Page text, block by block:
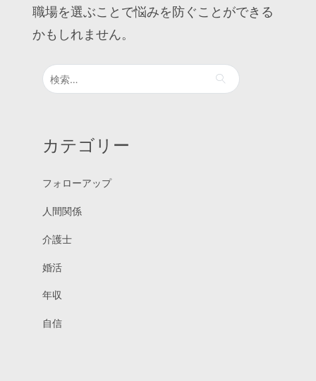
職場を選ぶことで悩みを防ぐことができる
かもしれません。
検
索:
カテゴリー
フォローアップ
人間関係
介護士
婚活
年収
自信